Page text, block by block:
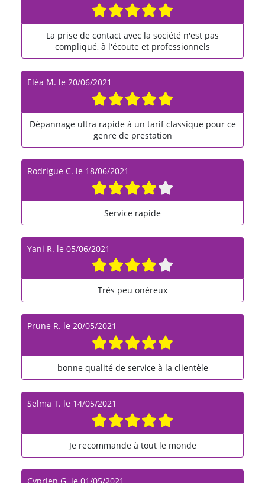
La prise de contact avec la société n'est pas
compliqué, à l'écoute et professionnels
Eléa M. le 20/06/2021
Dépannage ultra rapide à un tarif classique pour ce
genre de prestation
Rodrigue C. le 18/06/2021
Service rapide
Yani R. le 05/06/2021
Très peu onéreux
Prune R. le 20/05/2021
bonne qualité de service à la clientèle
Selma T. le 14/05/2021
Je recommande à tout le monde